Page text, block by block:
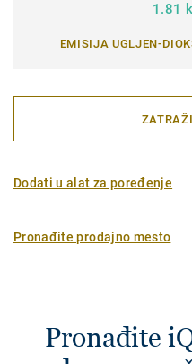
1.81
EMISIJA UGLJEN-
Dodati u alat za poređenje
Pronađite prodajno mesto
Pronađite